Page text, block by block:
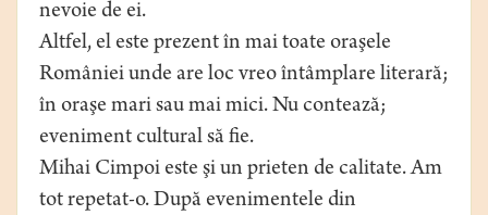
nevoie de ei.
Altfel, el este prezent în mai toate oraşele
României unde are loc vreo întâmplare literară;
în oraşe mari sau mai mici. Nu contează;
eveniment cultural să fie.
Mihai Cimpoi este şi un prieten de calitate. Am
tot repetat-o. După evenimentele din